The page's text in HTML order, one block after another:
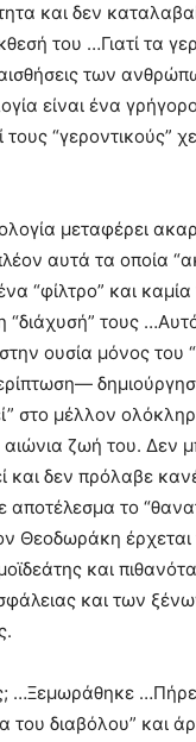
και δεν
του …Γιατί τα
των
είναι ένα
“γεροντικούς”
μεταφέρει
αυτά τα οποία
“φίλτρο” και καμία
“διάχυσή” τους
ουσία μόνος του
στο μέλλον
αιώνια ζωή του. Δεν
και δεν πρόλαβε
αποτέλεσμα το
Θεοδωράκη έρχεται
και
και των
…Ξεμωράθηκε
του διαβόλου” και